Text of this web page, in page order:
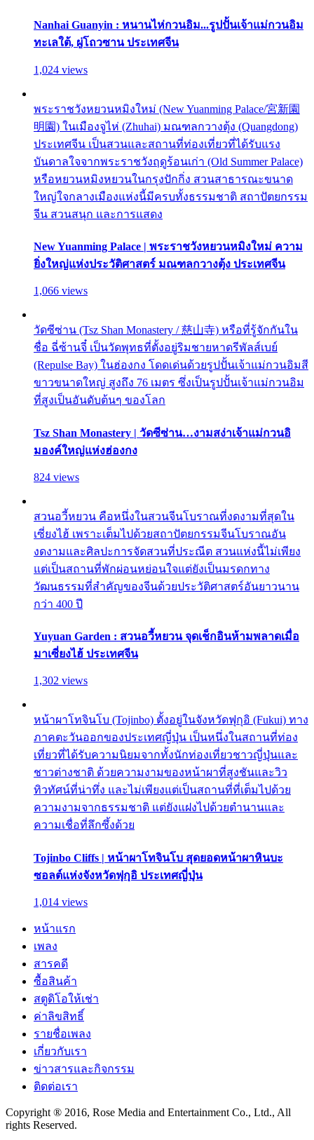
Nanhai Guanyin : หนานไห่กวนอิม...รูปปั้นเจ้าแม่กวนอิม
ทะเลใต้, ผู่โถวซาน ประเทศจีน
1,024 views
พระราชวังหยวนหมิงใหม่ (New Yuanming Palace/宮新園
明園) ในเมืองจูไห่ (Zhuhai) มณฑลกวางตุ้ง (Quangdong)
ประเทศจีน เป็นสวนและสถานที่ท่องเที่ยวที่ได้รับแรง
บันดาลใจจากพระราชวังฤดูร้อนเก่า (Old Summer Palace)
หรือหยวนหมิงหยวนในกรุงปักกิ่ง สวนสาธารณะขนาด
ใหญ่ใจกลางเมืองแห่งนี้มีครบทั้งธรรมชาติ สถาปัตยกรรม
จีน สวนสนุก และการแสดง
New Yuanming Palace | พระราชวังหยวนหมิงใหม่ ความ
ยิ่งใหญ่แห่งประวัติศาสตร์ มณฑลกวางตุ้ง ประเทศจีน
1,066 views
วัดซีซ่าน (Tsz Shan Monastery / 慈山寺) หรือที่รู้จักกันใน
ชื่อ ฉี่ซ้านจี๋ เป็นวัดพุทธที่ตั้งอยู่ริมชายหาดรีพัลส์เบย์
(Repulse Bay) ในฮ่องกง โดดเด่นด้วยรูปปั้นเจ้าแม่กวนอิมสี
ขาวขนาดใหญ่ สูงถึง 76 เมตร ซึ่งเป็นรูปปั้นเจ้าแม่กวนอิม
ที่สูงเป็นอันดับต้นๆ ของโลก
Tsz Shan Monastery | วัดซีซ่าน…งามสง่าเจ้าแม่กวนอิ
มองค์ใหญ่แห่งฮ่องกง
824 views
สวนอวี้หยวน คือหนึ่งในสวนจีนโบราณที่งดงามที่สุดใน
เซี่ยงไฮ้ เพราะเต็มไปด้วยสถาปัตยกรรมจีนโบราณอัน
งดงามและศิลปะการจัดสวนที่ประณีต สวนแห่งนี้ไม่เพียง
แต่เป็นสถานที่พักผ่อนหย่อนใจแต่ยังเป็นมรดกทาง
วัฒนธรรมที่สำคัญของจีนด้วยประวัติศาสตร์อันยาวนาน
กว่า 400 ปี
Yuyuan Garden : สวนอวี้หยวน จุดเช็กอินห้ามพลาดเมื่อ
มาเซี่ยงไฮ้ ประเทศจีน
1,302 views
หน้าผาโทจินโบ (Tojinbo) ตั้งอยู่ในจังหวัดฟุกุอิ (Fukui) ทาง
ภาคตะวันออกของประเทศญี่ปุ่น เป็นหนึ่งในสถานที่ท่อง
เที่ยวที่ได้รับความนิยมจากทั้งนักท่องเที่ยวชาวญี่ปุ่นและ
ชาวต่างชาติ ด้วยความงามของหน้าผาที่สูงชันและวิว
ทิวทัศน์ที่น่าทึ่ง และไม่เพียงแต่เป็นสถานที่ที่เต็มไปด้วย
ความงามจากธรรมชาติ แต่ยังแฝงไปด้วยตำนานและ
ความเชื่อที่ลึกซึ้งด้วย
Tojinbo Cliffs | หน้าผาโทจินโบ สุดยอดหน้าผาหินบะ
ซอลต์แห่งจังหวัดฟุกุอิ ประเทศญี่ปุ่น
1,014 views
หน้าแรก
เพลง
สารคดี
ซื้อสินค้า
สตูดิโอให้เช่า
ค่าลิขสิทธิ์
รายชื่อเพลง
เกี่ยวกับเรา
ข่าวสารและกิจกรรม
ติดต่อเรา
Copyright ® 2016, Rose Media and Entertainment Co., Ltd., All
rights Reserved.